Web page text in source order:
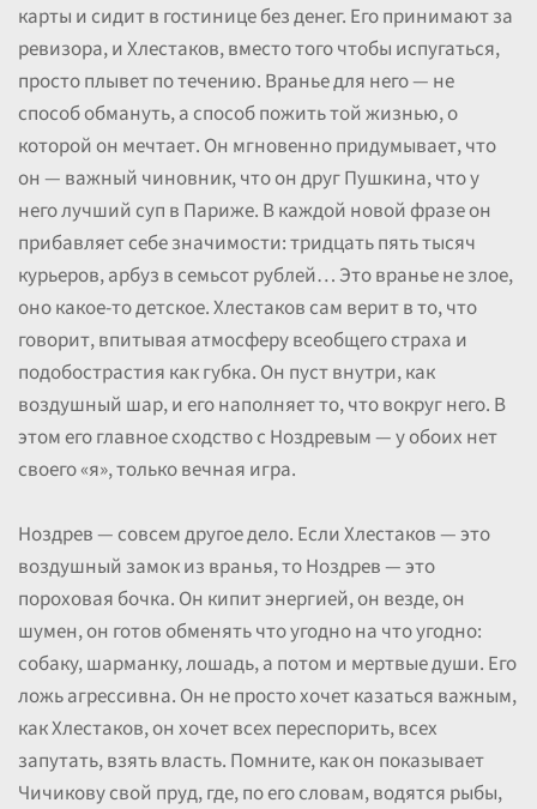
карты и сидит в гостинице без денег. Его принимают за
ревизора, и Хлестаков, вместо того чтобы испугаться,
просто плывет по течению. Вранье для него — не
способ обмануть, а способ пожить той жизнью, о
которой он мечтает. Он мгновенно придумывает, что
он — важный чиновник, что он друг Пушкина, что у
него лучший суп в Париже. В каждой новой фразе он
прибавляет себе значимости: тридцать пять тысяч
курьеров, арбуз в семьсот рублей… Это вранье не злое,
оно какое-то детское. Хлестаков сам верит в то, что
говорит, впитывая атмосферу всеобщего страха и
подобострастия как губка. Он пуст внутри, как
воздушный шар, и его наполняет то, что вокруг него. В
этом его главное сходство с Ноздревым — у обоих нет
своего «я», только вечная игра.
Ноздрев — совсем другое дело. Если Хлестаков — это
воздушный замок из вранья, то Ноздрев — это
пороховая бочка. Он кипит энергией, он везде, он
шумен, он готов обменять что угодно на что угодно:
собаку, шарманку, лошадь, а потом и мертвые души. Его
ложь агрессивна. Он не просто хочет казаться важным,
как Хлестаков, он хочет всех переспорить, всех
запутать, взять власть. Помните, как он показывает
Чичикову свой пруд, где, по его словам, водятся рыбы,